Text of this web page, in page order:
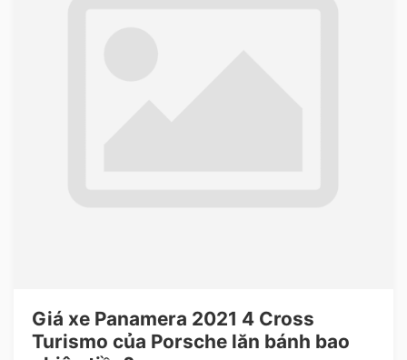
Giá xe Panamera 2021 4 Cross
Turismo của Porsche lăn bánh bao